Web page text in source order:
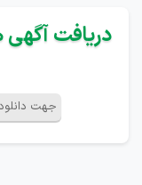
دریافت آگهی
جهت دانلود